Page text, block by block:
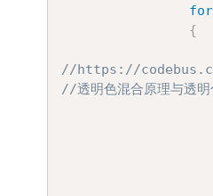
for
{
//https://
//透明色混合原理与透明